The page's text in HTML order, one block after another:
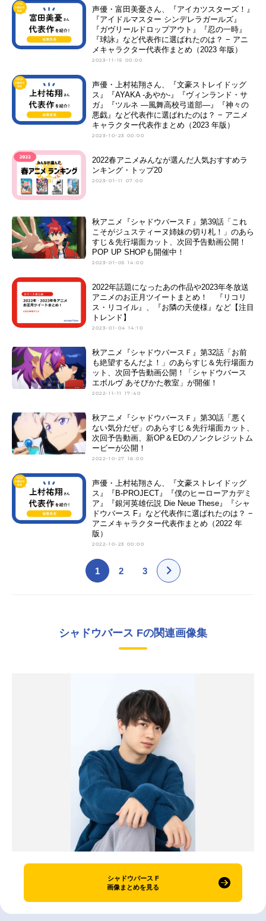
声優・富田美憂さん、『アイカツスターズ！』
『アイドルマスター シンデレラガールズ』
『ガヴリールドロップアウト』『忍の一時』
『球詠』など代表作に選ばれたのは？ − アニ
メキャラクター代表作まとめ（2023 年版）
2023-11-15 00:00
声優・上村祐翔さん、『文豪ストレイドッグ
ス』『AYAKA ‐あやか‐』『ヴィンランド・サ
ガ』『ツルネ ―風舞高校弓道部―』『神々の
悪戯』など代表作に選ばれたのは？ − アニメ
キャラクター代表作まとめ（2023 年版）
2023-10-23 00:00
2022春アニメみんなが選んだ人気おすすめラ
ンキング・トップ20
2023-01-11 07:00
秋アニメ『シャドウバースＦ』第39話「これ
こそがジュスティーヌ姉妹の切り札！」のあら
すじ＆先行場面カット、次回予告動画公開！
POP UP SHOPも開催中！
2023-01-05 14:00
2022年話題になったあの作品や2023年冬放送
アニメのお正月ツイートまとめ！ 『リコリ
ス・リコイル』、『お隣の天使様』など【注目
トレンド】
2023-01-04 14:10
秋アニメ『シャドウバースＦ』第32話「お前
も絶望するんだよ！」のあらすじ＆先行場面カ
ット、次回予告動画公開！「シャドウバース
エボルヴ あそびかた教室」が開催！
2022-11-11 17:40
秋アニメ『シャドウバースＦ』第30話「悪く
ない気分だぜ」のあらすじ＆先行場面カット、
次回予告動画、新OP＆EDのノンクレジットム
ービーが公開！
2022-10-27 16:00
声優・上村祐翔さん、『文豪ストレイドッグ
ス』『B-PROJECT』『僕のヒーローアカデミ
ア』『銀河英雄伝説 Die Neue These』『シャ
ドウバース F』など代表作に選ばれたのは？ −
アニメキャラクター代表作まとめ（2022 年
版）
2022-10-23 00:00
1 2 3
シャドウバース Fの関連画像集
シャドウバース F
画像まとめを見る